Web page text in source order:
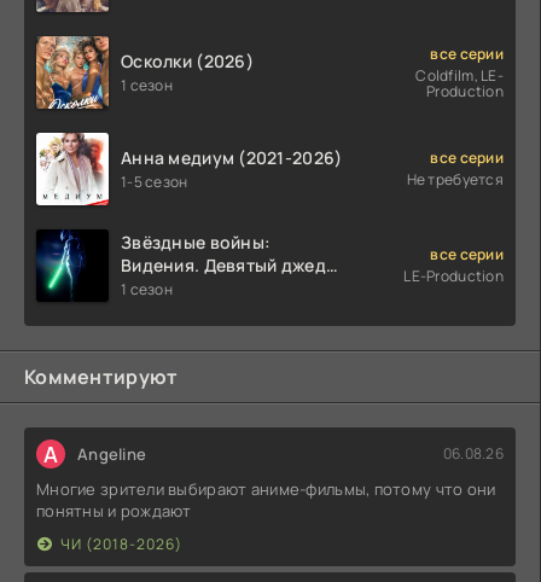
Осколки (2026)
1 сезон
все серии
Coldfilm, LE-
Production
Анна медиум (2021-2026)
1-5 сезон
все серии
Не требуется
Звёздные войны:
Видения. Девятый джедай
(2026)
1 сезон
все серии
LE-Production
Комментируют
A Angeline 06.08.26
Многие зрители выбирают аниме-фильмы, потому что они
понятны и рождают
ЧИ (2018-2026)